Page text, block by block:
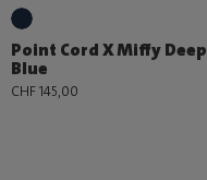
Point Cord X Miffy Deep
Blue
CHF 145,00